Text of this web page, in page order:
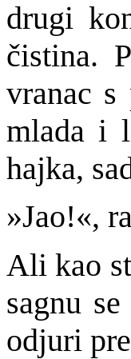
drugi
čistina.
vranac s
mlada i
hajka,
»Jao!«,
Ali kao
sagnu
odjuri